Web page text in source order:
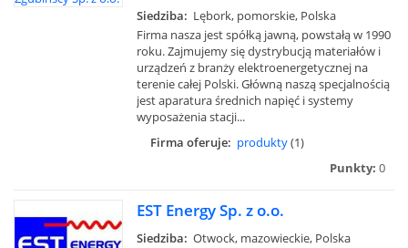
Siedziba: Lębork, pomorskie, Polska
Firma nasza jest spółką jawną, powstałą w 1990
roku. Zajmujemy się dystrybucją materiałów i
urządzeń z branży elektroenergetycznej na
terenie całej Polski. Główną naszą specjalnością
jest aparatura średnich napięć i systemy
wyposażenia stacji...
Firma oferuje: produkty(1)
Punkty: 0
EST Energy Sp. z o.o.
Siedziba: Otwock, mazowieckie, Polska